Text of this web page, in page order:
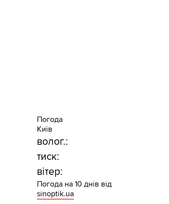
Погода
Київ
волог.:
тиск:
вітер:
Погода на 10 днів від
sinoptik.ua